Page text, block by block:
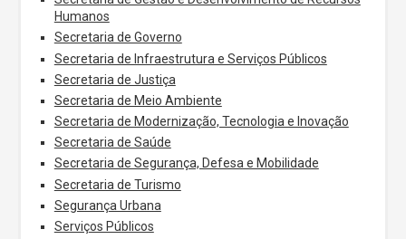
Humanos
Secretaria de Governo
Secretaria de Infraestrutura e Serviços Públicos
Secretaria de Justiça
Secretaria de Meio Ambiente
Secretaria de Modernização, Tecnologia e Inovação
Secretaria de Saúde
Secretaria de Segurança, Defesa e Mobilidade
Secretaria de Turismo
Segurança Urbana
Serviços Públicos